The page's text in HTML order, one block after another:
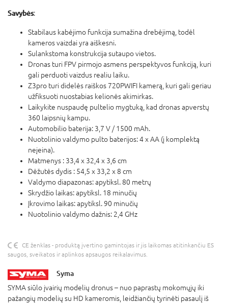
Savybės:
Stabilaus kabėjimo funkcija sumažina drebėjimą, todėl
kameros vaizdai yra aiškesni.
Sulankstoma konstrukcija sutaupo vietos.
Dronas turi FPV pirmojo asmens perspektyvos funkciją, kuri
gali perduoti vaizdus realiu laiku.
Z3pro turi didelės raiškos 720PWIFI kamerą, kuri gali geriau
užfiksuoti nuostabias kelionės akimirkas.
Laikykite nuspaudę pultelio mygtuką, kad dronas apverstų
360 laipsnių kampu.
Automobilio baterija: 3,7 V / 1500 mAh.
Nuotolinio valdymo pulto baterijos: 4 x AA (į komplektą
neįeina).
Matmenys : 33,4 x 32,4 x 3,6 cm
Dėžutės dydis : 54,5 x 33,2 x 8 cm
Valdymo diapazonas: apytiksl. 80 metrų
Skrydžio laikas: apytiksl. 18 minučių
Įkrovimo laikas: apytiksl. 90 minučių
Nuotolinio valdymo dažnis: 2,4 GHz
CE ženklas - produktą įvertino gamintojas ir jis laikomas atitinkančiu ES
saugos, sveikatos ir aplinkos apsaugos reikalavimus.
Syma
SYMA siūlo įvairių modelių dronus – nuo paprastų mokomųjų iki
pažangių modelių su HD kameromis, leidžiančių tyrinėti pasaulį iš